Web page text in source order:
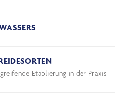
Etablierung in der Praxis